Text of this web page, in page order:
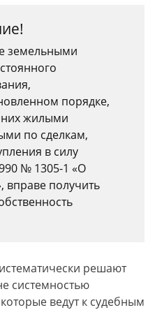
земельными
порядке,
жилыми
по сделкам,
в силу
№ 1305-1 «О
вправе получить
решают
системностью
ведут к судебным